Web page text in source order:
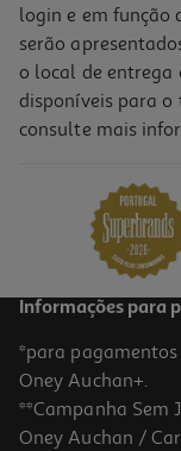
Capa Silicone
39,90 €
login e em função
serão
o local de entrega
disponíveis para
consulte mais
Informações para
*para
Oney Auchan+.
**Campanha Sem
Oney Auchan /